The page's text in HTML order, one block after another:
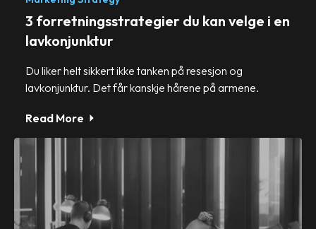
3 forretningsstrategier du kan velge i en
lavkonjunktur
Du liker helt sikkert ikke tanken på resesjon og
lavkonjunktur. Det får kanskje hårene på armene.
Read More